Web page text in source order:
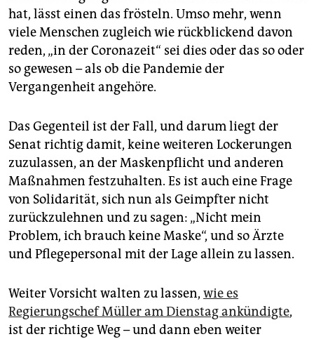
hat, lässt einen das frösteln. Umso mehr, wenn
viele Menschen zugleich wie rückblickend davon
reden, „in der Coronazeit“ sei dies oder das so oder
so gewesen – als ob die Pandemie der
Vergangenheit angehöre.
Das Gegenteil ist der Fall, und darum liegt der
Senat richtig damit, keine weiteren Lockerungen
zuzulassen, an der Maskenpflicht und anderen
Maßnahmen festzuhalten. Es ist auch eine Frage
von Solidarität, sich nun als Geimpfter nicht
zurückzulehnen und zu sagen: „Nicht mein
Problem, ich brauch keine Maske“, und so Ärzte
und Pflegepersonal mit der Lage allein zu lassen.
Weiter Vorsicht walten zu lassen, wie es
Regierungschef Müller am Dienstag ankündigte,
ist der richtige Weg – und dann eben weiter